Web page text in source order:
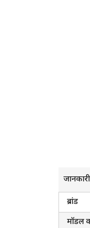
जानकारी
ब्रांड
मॉडल